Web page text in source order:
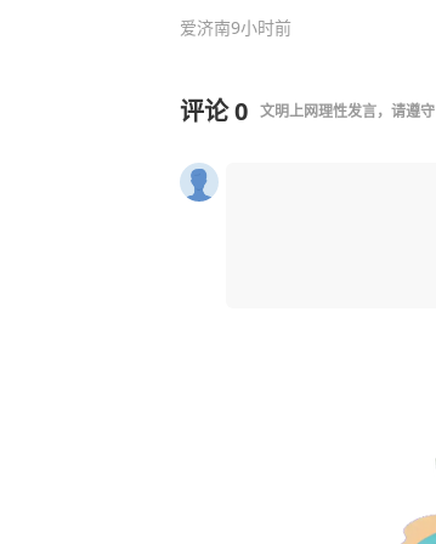
爱济南9小时前
评论0 文明上网理性发言，请遵守